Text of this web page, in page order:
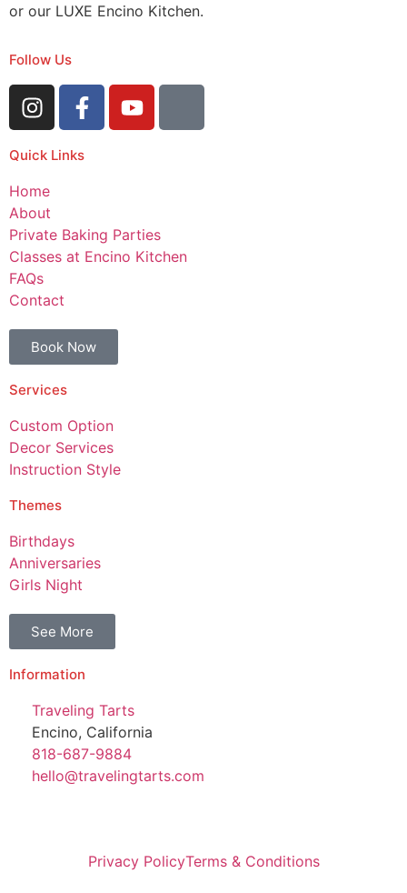
or our LUXE Encino Kitchen.
Follow Us
Quick Links
Home
About
Private Baking Parties
Classes at Encino Kitchen
FAQs
Contact
Book Now
Services
Custom Option
Decor Services
Instruction Style
Themes
Birthdays
Anniversaries
Girls Night
See More
Information
Traveling Tarts
Encino, California
818-687-9884
hello@travelingtarts.com
Privacy PolicyTerms & Conditions